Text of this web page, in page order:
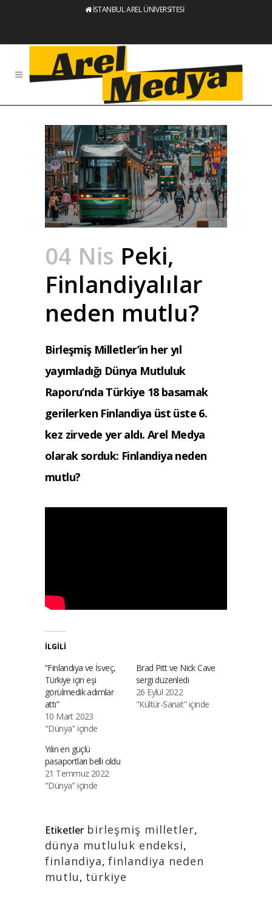
İSTANBUL AREL ÜNİVERSİTESİ
04 Nis Peki,
Finlandiyalılar
neden mutlu?
Birleşmiş Milletler’in her yıl
yayımladığı Dünya Mutluluk
Raporu’nda Türkiye 18 basamak
gerilerken Finlandiya üst üste 6.
kez zirvede yer aldı. Arel Medya
olarak sorduk: Finlandiya neden
mutlu?
İLGILI
“Finlandiya ve İsveç,
Türkiye için eşi
görülmedik adımlar
attı”
10 Mart 2023
"Dünya" içinde
Brad Pitt ve Nick Cave
sergi düzenledi
26 Eylül 2022
"Kültür-Sanat" içinde
Yılın en güçlü
pasaportları belli oldu
21 Temmuz 2022
"Dünya" içinde
Etiketler birleşmiş milletler,
dünya mutluluk endeksi,
finlandiya, finlandiya neden
mutlu, türkiye